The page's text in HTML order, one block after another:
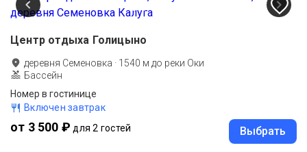
Центр отдыха Голицыно
деревня Семеновка · 1540 м до реки Оки
Бассейн
Номер в гостинице
Включен завтрак
от 3 500 ₽ для 2 гостей Выбрать